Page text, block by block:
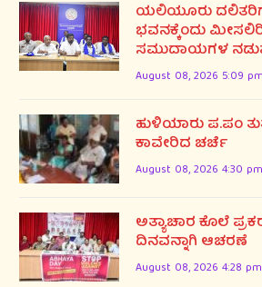
ಯಲಿಯೂರು
ಭವನಕ್ಕೆಂದು
ಸಮುದಾಯಗಳ
August 08, 2026 5:09 pm
ಹುಳಿಯಾರು ಪ.ಪಂ
ಕಾವೇರಿದ ಚರ್ಚೆ
August 08, 2026 4:30 pm
ಅತ್ಯಾಚಾರ ಕೊಲೆ
ದಿನವನ್ನಾಗಿ ಆಚರಣೆ
August 08, 2026 4:28 pm